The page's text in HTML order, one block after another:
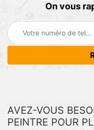
On vous
AVEZ-VOUS
PEINTRE POUR